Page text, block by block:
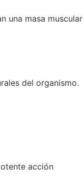
una masa muscular
del organismo.
acción